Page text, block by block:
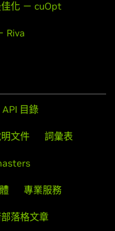
化 － cuOpt
Riva
API 目錄
文件 詞彙表
專業服務
落格文章